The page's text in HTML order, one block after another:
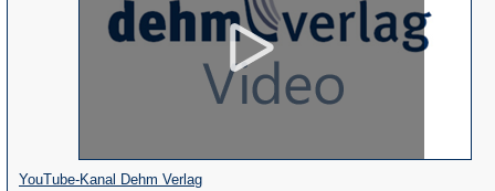
YouTube-Kanal Dehm Verlag(Öffnet